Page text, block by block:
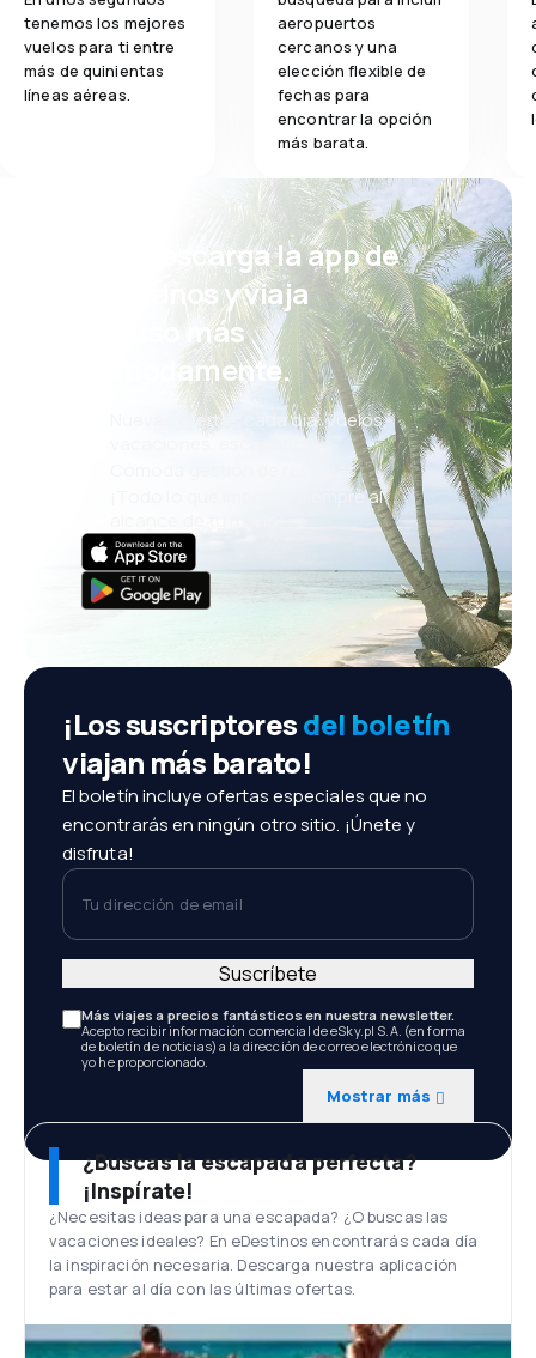
tenemos los mejores
vuelos para ti entre
más de quinientas
líneas aéreas.
aeropuertos
cercanos y una
elección flexible de
fechas para
encontrar la opción
más barata.
¡Eh! Descarga la app de
eDestinos y viaja
incluso más
cómodamente.
Nuevas ofertas cada día: vuelos,
vacaciones, escapadas
Cómoda gestión de reservas
¡Todo lo que importa, siempre al
¡Los suscriptoresdel boletín
viajan más barato!
El boletín incluye ofertas especiales que no
encontrarás en ningún otro sitio. ¡Únete y
disfruta!
Tu dirección de email
Más viajes a precios fantásticos en nuestra newsletter.
Acepto recibir información comercial de eSky.pl S.A. (en forma
de boletín de noticias) a la dirección de correo electrónico que
yo he proporcionado.
Mostrar más
Suscríbete
¿Buscas la escapada perfecta?
¡Inspírate!
¿Necesitas ideas para una escapada? ¿O buscas las
vacaciones ideales? En eDestinos encontrarás cada día
la inspiración necesaria. Descarga nuestra aplicación
para estar al día con las últimas ofertas.